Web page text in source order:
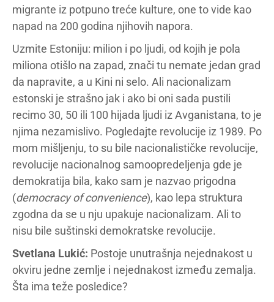
migrante iz potpuno treće kulture, one to vide kao
napad na 200 godina njihovih napora.
Uzmite Estoniju: milion i po ljudi, od kojih je pola
miliona otišlo na zapad, znači tu nemate jedan grad
da napravite, a u Kini ni selo. Ali nacionalizam
estonski je strašno jak i ako bi oni sada pustili
recimo 30, 50 ili 100 hijada ljudi iz Avganistana, to je
njima nezamislivo. Pogledajte revolucije iz 1989. Po
mom mišljenju, to su bile nacionalističke revolucije,
revolucije nacionalnog samoopredeljenja gde je
demokratija bila, kako sam je nazvao prigodna
(democracy of convenience), kao lepa struktura
zgodna da se u nju upakuje nacionalizam. Ali to
nisu bile suštinski demokratske revolucije.
Svetlana Lukić: Postoje unutrašnja nejednakost u
okviru jedne zemlje i nejednakost između zemalja.
Šta ima teže posledice?